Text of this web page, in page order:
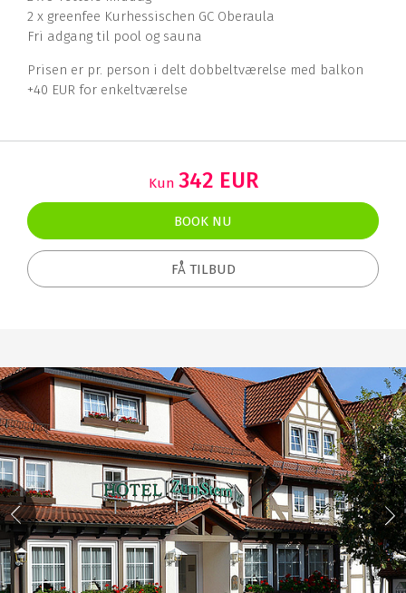
2 x greenfee Kurhessischen GC Oberaula
Fri adgang til pool og sauna
Prisen er pr. person i delt dobbeltværelse med balkon
+40 EUR for enkeltværelse
Kun 342 EUR
BOOK NU
FÅ TILBUD